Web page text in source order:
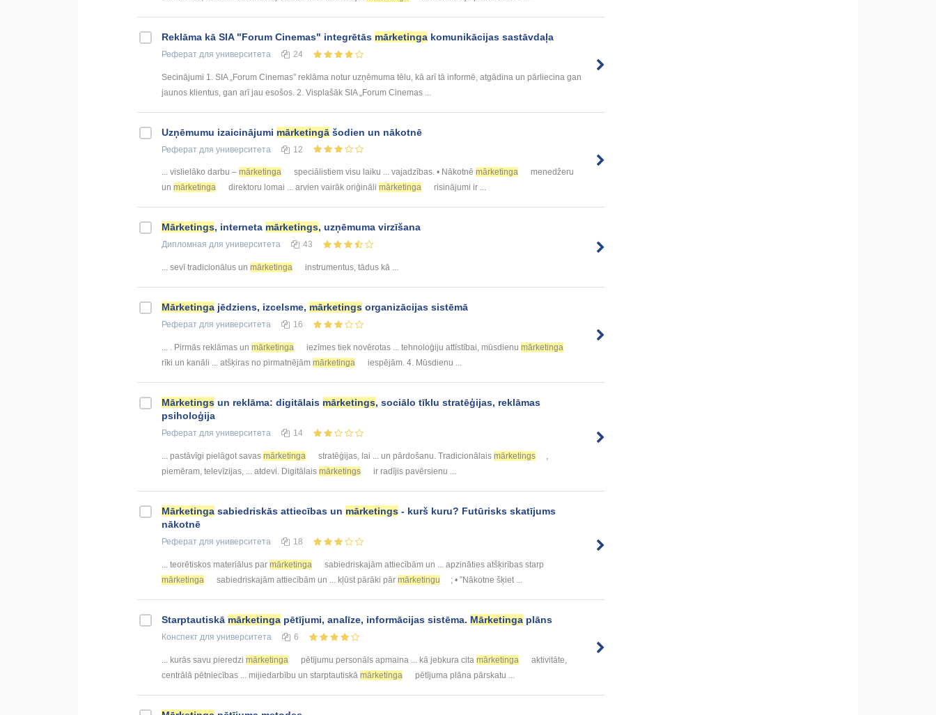
Reklāma kā SIA "Forum Cinemas" integrētās mārketinga komunikācijas sastāvdaļa
Реферат для университета 24
Secinājumi 1. SIA „Forum Cinemas” reklāma notur uzņēmuma tēlu, kā arī tā informē, atgādina un pārliecina gan
jaunos klientus, gan arī jau esošos. 2. Visplašāk SIA „Forum Cinemas ...
Uzņēmumu izaicinājumi mārketingā šodien un nākotnē
Реферат для университета 12
... vislielāko darbu – mārketinga speciālistiem visu laiku ... vajadzības. • Nākotnē mārketinga
menedžeru
un mārketinga direktoru lomai ... arvien vairāk oriģināli mārketinga risinājumi ir ...
Mārketings, interneta mārketings, uzņēmuma virzīšana
Дипломная для университета 43
... sevī tradicionālus un mārketinga instrumentus, tādus kā ...
Mārketinga jēdziens, izcelsme, mārketings organizācijas sistēmā
Реферат для университета 16
... . Pirmās reklāmas un mārketinga iezīmes tiek novērotas ... tehnoloģiju attīstībai, mūsdienu mārketinga
rīki un kanāli ... atšķiras no pirmatnējām mārketinga iespējām. 4. Mūsdienu ...
Mārketings un reklāma: digitālais mārketings, sociālo tīklu stratēģijas, reklāmas
psiholoģija
Реферат для университета 14
... pastāvīgi pielāgot savas mārketinga stratēģijas, lai ... un pārdošanu. Tradicionālais mārketings
,
piemēram, televīzijas, ... atdevi. Digitālais mārketings ir radījis pavērsienu ...
Mārketinga sabiedriskās attiecības un mārketings - kurš kuru? Futūrisks skatījums
nākotnē
Реферат для университета 18
... teorētiskos materiālus par mārketinga
sabiedriskajām attiecībām un ... apzināties atšķirības starp
mārketinga
sabiedriskajām attiecībām un ... kļūst pārāki pār mārketingu ; • ”Nākotne šķiet ...
Starptautiskā mārketinga pētījumi, analīze, informācijas sistēma. Mārketinga plāns
Конспект для университета 6
... kurās savu pieredzi mārketinga pētījumu personāls apmaina ... kā jebkura cita mārketinga
aktivitāte,
centrālā pētniecības ... mijiedarbību un starptautiskā mārketinga pētījuma plāna pārskatu ...